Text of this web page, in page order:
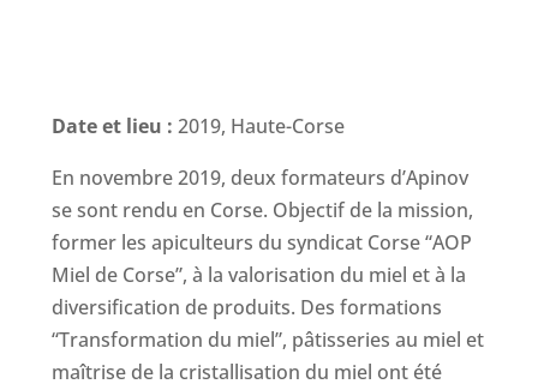
Date et lieu : 2019, Haute-Corse
En novembre 2019, deux formateurs d’Apinov
se sont rendu en Corse. Objectif de la mission,
former les apiculteurs du syndicat Corse “AOP
Miel de Corse”, à la valorisation du miel et à la
diversification de produits. Des formations
“Transformation du miel”, pâtisseries au miel et
maîtrise de la cristallisation du miel ont été